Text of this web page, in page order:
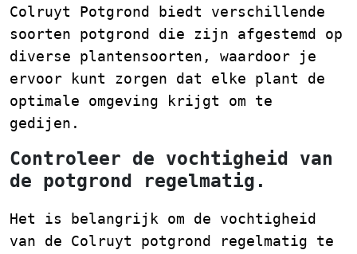
Colruyt Potgrond biedt verschillende
soorten potgrond die zijn afgestemd op
diverse plantensoorten, waardoor je
ervoor kunt zorgen dat elke plant de
optimale omgeving krijgt om te
gedijen.
Controleer de vochtigheid van
de potgrond regelmatig.
Het is belangrijk om de vochtigheid
van de Colruyt potgrond regelmatig te